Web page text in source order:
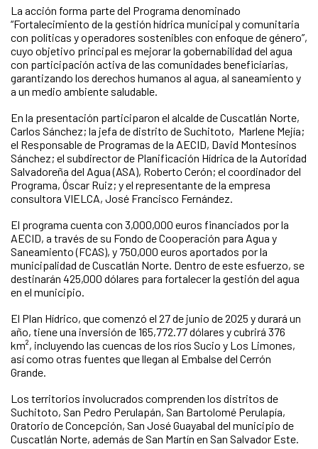
La acción forma parte del Programa denominado
“Fortalecimiento de la gestión hídrica municipal y comunitaria
con políticas y operadores sostenibles con enfoque de género”,
cuyo objetivo principal es mejorar la gobernabilidad del agua
con participación activa de las comunidades beneficiarias,
garantizando los derechos humanos al agua, al saneamiento y
a un medio ambiente saludable.
En la presentación participaron el alcalde de Cuscatlán Norte,
Carlos Sánchez; la jefa de distrito de Suchitoto, Marlene Mejía;
el Responsable de Programas de la AECID, David Montesinos
Sánchez; el subdirector de Planificación Hídrica de la Autoridad
Salvadoreña del Agua (ASA), Roberto Cerón; el coordinador del
Programa, Óscar Ruiz; y el representante de la empresa
consultora VIELCA, José Francisco Fernández.
El programa cuenta con 3,000,000 euros financiados por la
AECID, a través de su Fondo de Cooperación para Agua y
Saneamiento (FCAS), y 750,000 euros aportados por la
municipalidad de Cuscatlán Norte. Dentro de este esfuerzo, se
destinarán 425,000 dólares para fortalecer la gestión del agua
en el municipio.
El Plan Hídrico, que comenzó el 27 de junio de 2025 y durará un
año, tiene una inversión de 165,772.77 dólares y cubrirá 376
km², incluyendo las cuencas de los ríos Sucio y Los Limones,
así como otras fuentes que llegan al Embalse del Cerrón
Grande.
Los territorios involucrados comprenden los distritos de
Suchitoto, San Pedro Perulapán, San Bartolomé Perulapía,
Oratorio de Concepción, San José Guayabal del municipio de
Cuscatlán Norte, además de San Martín en San Salvador Este.